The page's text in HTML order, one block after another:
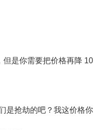
是你需要把价格再降 10
抢劫的吧？我这价格你